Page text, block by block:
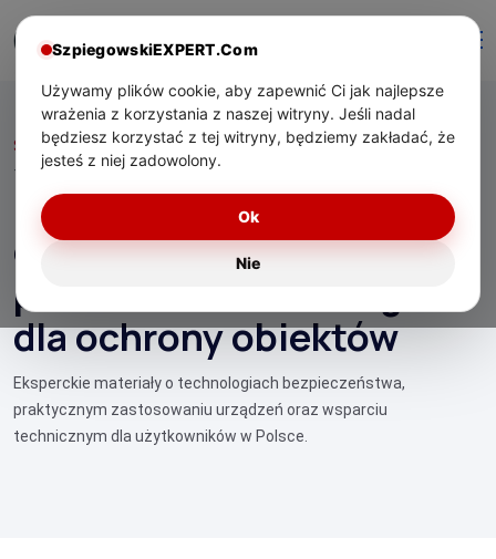
Start/ Mobilne wieże obserwacyjne i systemy patrolowe:
technologia dla ochrony obiektów
Mobilne wieże
obserwacyjne i systemy
patrolowe: technologia
dla ochrony obiektów
Eksperckie materiały o technologiach bezpieczeństwa,
praktycznym zastosowaniu urządzeń oraz wsparciu
technicznym dla użytkowników w Polsce.
SzpiegowskiEXPERT.Com
Używamy plików cookie, aby zapewnić Ci jak najlepsze
wrażenia z korzystania z naszej witryny. Jeśli nadal
będziesz korzystać z tej witryny, będziemy zakładać, że
jesteś z niej zadowolony.
Nie
Ok